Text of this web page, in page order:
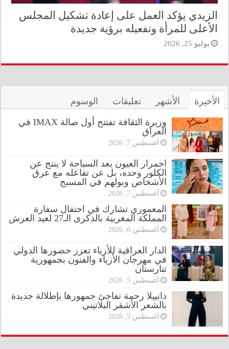
الزيدي يؤكد العمل على إعادة تشكيل المجلس
الأعلى للمرأة وتفعيله برؤية جديدة
يوليو 25, 2026
الأخيرة الأشهر تعليقات الوسوم
وزيرة الثقافة تفتتح أول صالة IMAX في
العراق
أغسطس 7, 2026
احمرار العيون بعد السباحة لا ينتج عن
الكلور وحده، بل عن تفاعله مع عرق
الأشخاص وبولهم في المسبح
أغسطس 7, 2026
المعموري تشارك في احتفال سفارة
المملكة المغربية بالذكرى الـ27 لعيد العرش
أغسطس 6, 2026
الدار العراقية للأزياء تعزز حضورها الدولي
في مهرجان الأزياء والفنون بجمهورية
تتارستان
أغسطس 5, 2026
دانييلا رحمة تفاجئ جمهورها بإطلالة جديدة
بالشعر الأشقر البلاتيني
أغسطس 5, 2026